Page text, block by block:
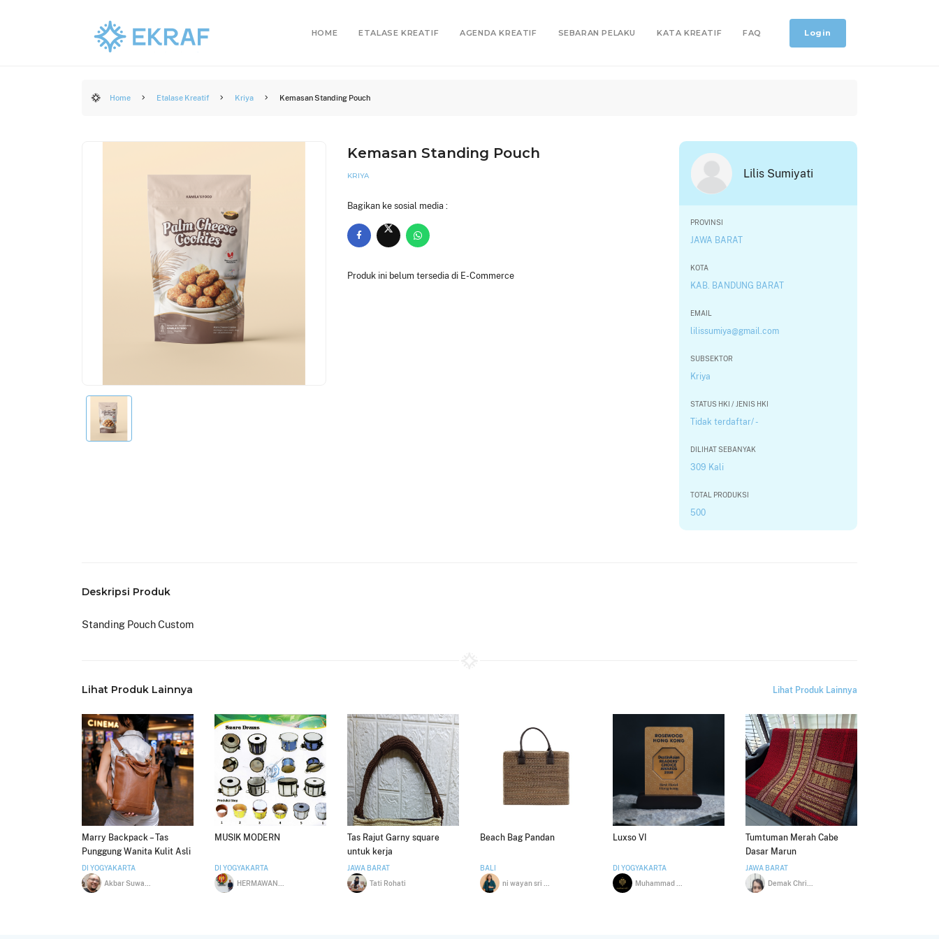
HOME ETALASE KREATIF AGENDA KREATIF SEBARAN PELAKU KATA KREATIF FAQ Login
Home Etalase Kreatif Kriya Kemasan Standing Pouch
Kemasan Standing Pouch
KRIYA
Bagikan ke sosial media :
Produk ini belum tersedia di E-Commerce
Lilis Sumiyati
PROVINSI
JAWA BARAT
KOTA
KAB. BANDUNG BARAT
EMAIL
lilissumiya@gmail.com
SUBSEKTOR
Kriya
STATUS HKI / JENIS HKI
Tidak terdaftar/ -
DILIHAT SEBANYAK
309 Kali
TOTAL PRODUKSI
500
Deskripsi Produk
Standing Pouch Custom
Lihat Produk Lainnya Lihat Produk Lainnya
Marry Backpack – Tas
Punggung Wanita Kulit Asli
DI YOGYAKARTA
MUSIK MODERN
DI YOGYAKARTA
Tas Rajut Garny square
untuk kerja
JAWA BARAT
Tati Rohati
Beach Bag Pandan
BALI
Luxso VI
DI YOGYAKARTA
Tumtuman Merah Cabe
Dasar Marun
JAWA BARAT